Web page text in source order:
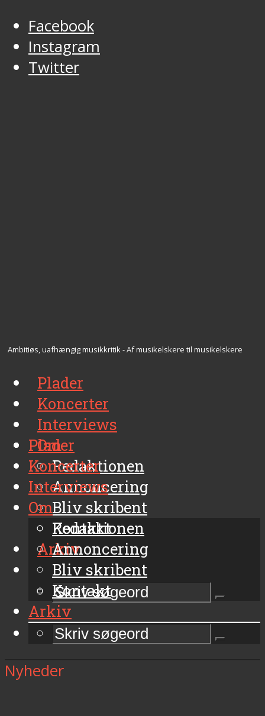
Facebook
Instagram
Twitter
Ambitiøs, uafhængig musikkritik - Af musikelskere til musikelskere
Plader
Koncerter
Interviews
Om
Redaktionen
Annoncering
Bliv skribent
Kontakt
Arkiv
Plader
Koncerter
Interviews
Om
Redaktionen
Annoncering
Bliv skribent
Kontakt
Arkiv
Nyheder